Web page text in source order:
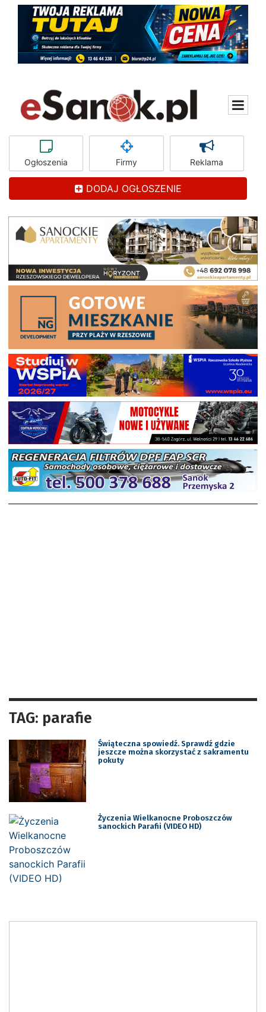
Ogłoszenia Firmy Reklama
DODAJ OGŁOSZENIE
TAG: parafie
Świąteczna spowiedź. Sprawdź gdzie
jeszcze można skorzystać z sakramentu
pokuty
Życzenia Wielkanocne Proboszczów
sanockich Parafii (VIDEO HD)